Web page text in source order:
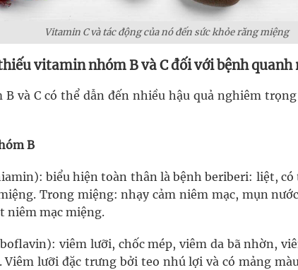
Vitamin C và tác động của nó đến sức khỏe răng miệng
vitamin nhóm B và C đối với bệnh quanh
và C có thể dẫn đến nhiều hậu quả nghiêm
B
biểu hiện toàn thân là bệnh beriberi: liệt,
Trong miệng: nhạy cảm niêm mạc, mụn
niêm mạc miệng.
viêm lưỡi, chốc mép, viêm da bã nhờn,
Viêm lưỡi đặc trưng bởi teo nhú lợi và có mảng